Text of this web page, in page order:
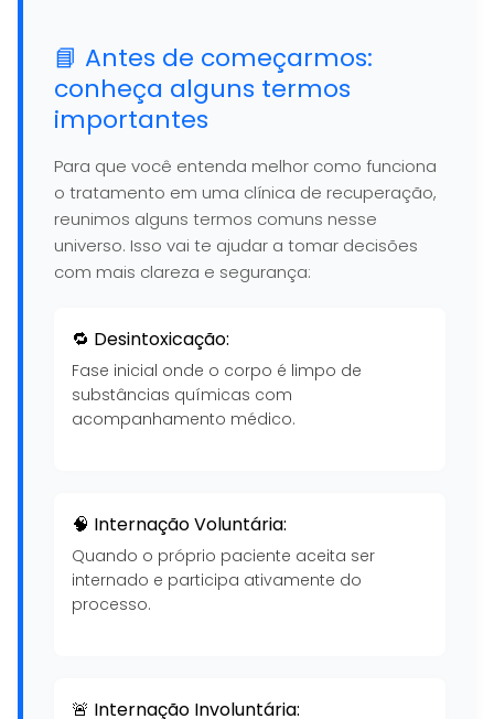
📘 Antes de começarmos:
conheça alguns termos
importantes
Para que você entenda melhor como funciona
o tratamento em uma clínica de recuperação,
reunimos alguns termos comuns nesse
universo. Isso vai te ajudar a tomar decisões
com mais clareza e segurança:
🔁 Desintoxicação:
Fase inicial onde o corpo é limpo de
substâncias químicas com
acompanhamento médico.
🧠 Internação Voluntária:
Quando o próprio paciente aceita ser
internado e participa ativamente do
processo.
🚨 Internação Involuntária: